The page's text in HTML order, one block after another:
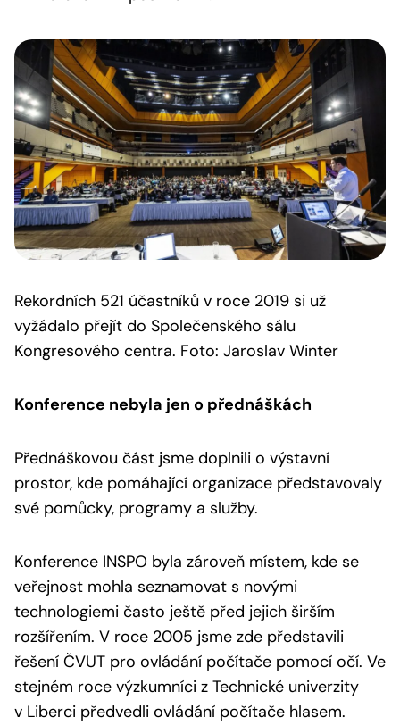
Rekordních 521 účastníků v roce 2019 si už
vyžádalo přejít do Společenského sálu
Kongresového centra. Foto: Jaroslav Winter
Konference nebyla jen o přednáškách
Přednáškovou část jsme doplnili o výstavní
prostor, kde pomáhající organizace představovaly
své pomůcky, programy a služby.
Konference INSPO byla zároveň místem, kde se
veřejnost mohla seznamovat s novými
technologiemi často ještě před jejich širším
rozšířením. V roce 2005 jsme zde představili
řešení ČVUT pro ovládání počítače pomocí očí. Ve
stejném roce výzkumníci z Technické univerzity
v Liberci předvedli ovládání počítače hlasem.